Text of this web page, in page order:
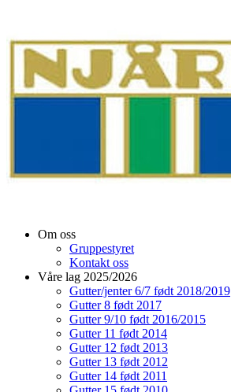
Om oss
Gruppestyret
Kontakt oss
Våre lag 2025/2026
Gutter/jenter 6/7 født 2018/2019
Gutter 8 født 2017
Gutter 9/10 født 2016/2015
Gutter 11 født 2014
Gutter 12 født 2013
Gutter 13 født 2012
Gutter 14 født 2011